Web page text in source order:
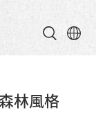
林風格